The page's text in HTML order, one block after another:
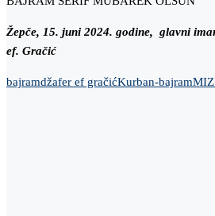
Žepče, 15. juni 2024. godine, glavni
ef. Gračić
bajramdžafer ef gračićKurban-bajramMIZ